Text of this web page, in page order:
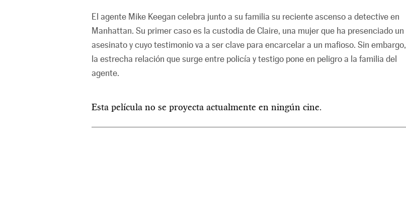
El agente Mike Keegan celebra junto a su familia su reciente ascenso a detective en
Manhattan. Su primer caso es la custodia de Claire, una mujer que ha presenciado un
asesinato y cuyo testimonio va a ser clave para encarcelar a un mafioso. Sin embargo,
la estrecha relación que surge entre policía y testigo pone en peligro a la familia del
agente.
Esta película no se proyecta actualmente en ningún cine.